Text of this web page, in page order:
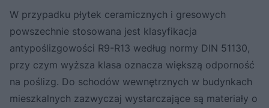
W przypadku płytek ceramicznych i gresowych
powszechnie stosowana jest klasyfikacja
antypoślizgowości R9-R13 według normy DIN 51130,
przy czym wyższa klasa oznacza większą odporność
na poślizg. Do schodów wewnętrznych w budynkach
mieszkalnych zazwyczaj wystarczające są materiały o